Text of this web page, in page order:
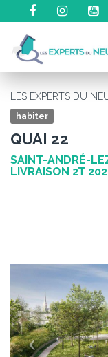
LES EXPERTS DU
habiter
QUAI 22
SAINT-ANDRÉ-
LIVRAISON 2T